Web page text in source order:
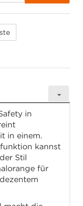
in
in einem.
kannst
Stil
für